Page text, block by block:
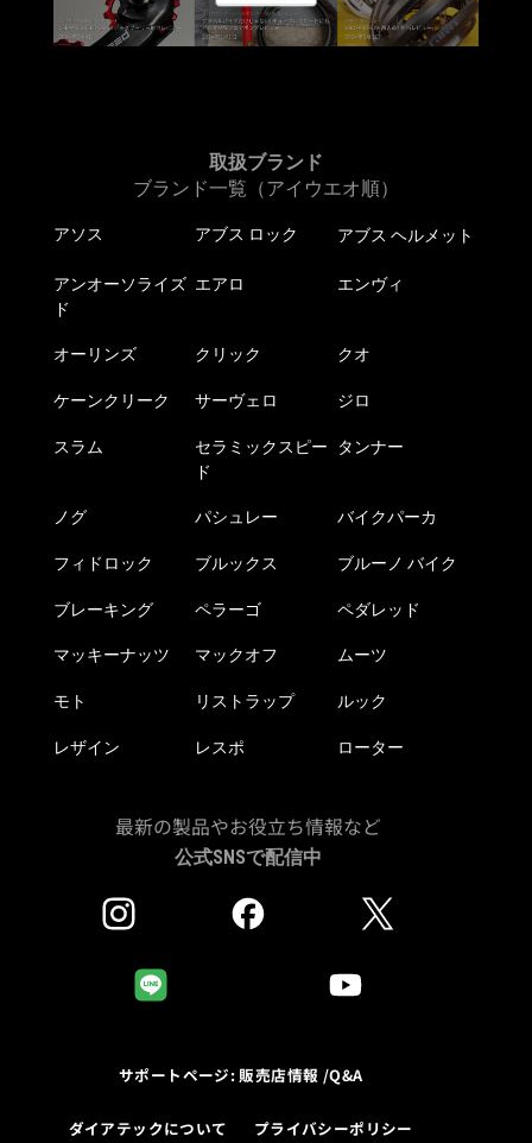
取扱ブランド
ブランド一覧（アイウエオ順）
アソス アブス ロック アブス ヘルメット
アンオーソライズ
ド
エアロ エンヴィ
オーリンズ クリック クオ
ケーンクリーク サーヴェロ ジロ
スラム
セラミックスピー
ド
タンナー
ノグ パシュレー バイクパーカ
フィドロック ブルックス ブルーノ バイク
ブレーキング ペラーゴ ペダレッド
マッキーナッツ マックオフ ムーツ
モト リストラップ ルック
レザイン レスポ ローター
最新の製品やお役立ち情報など
公式SNSで配信中
サポートページ: 販売店情報 /Q&A
ダイアテックについて プライバシーポリシー